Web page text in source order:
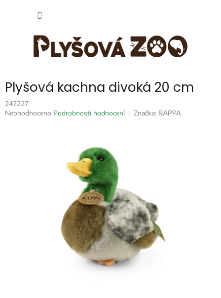
Plyšová kachna divoká 20 cm
242227
Průměrné
Neohodnoceno Podrobnosti hodnocení Značka: RAPPA